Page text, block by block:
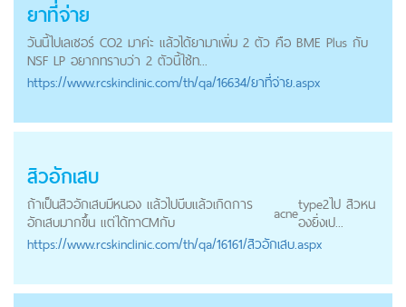
ยาที่จ่าย
วันนี้ไปเลเซอร์ CO2 มาค่ะ แล้วได้ยามาเพิ่ม 2 ตัว คือ BME Plus กับ
NSF LP อยากทราบว่า 2 ตัวนี้ใช้ท...
https://www.rcskinclinic.com/th/qa/16634/ยาที่จ่าย.aspx
สิวอักเสบ
ถ้าเป็นสิวอักเสบมีหนอง แล้วไปบีบแล้วเกิดการ
อักเสบมากขึ้น แต่ได้ทาCMกับ
acnetype2ไป สิวหน
องยิ่งเป...
https://www.rcskinclinic.com/th/qa/16161/สิวอักเสบ.aspx